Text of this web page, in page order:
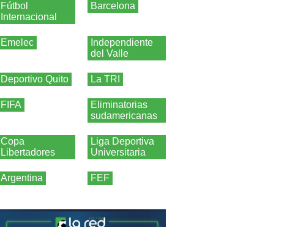
Fútbol
Internacional
Barcelona
Emelec
Independiente
del Valle
Deportivo Quito La TRI
FIFA
Eliminatorias
sudamericanas
Copa
Libertadores
Liga Deportiva
Universitaria
Argentina FEF